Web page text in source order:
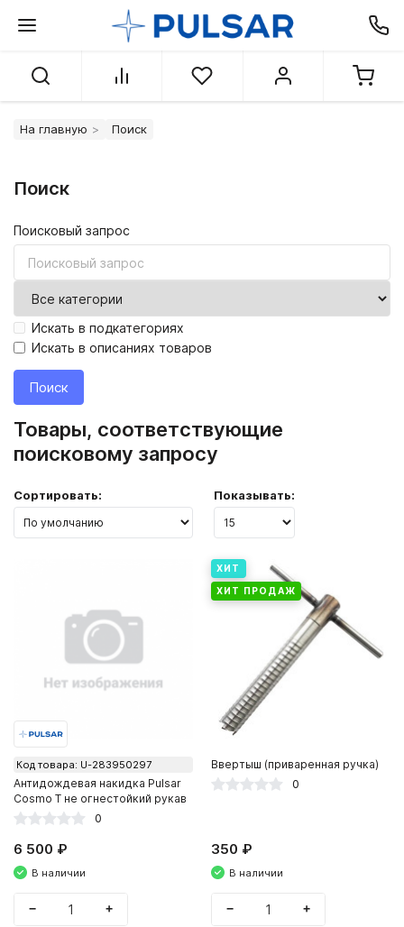
На главную Поиск
Поиск
Поисковый запрос
Искать в подкатегориях
Искать в описаниях товаров
Товары, соответствующие
поисковому запросу
Сортировать: Показывать:
Код товара: U-283950297
Антидождевая накидка Pulsar
Cosmo T не огнестойкий рукав
0
6 500 ₽
В наличии
− +
ХИТ
ХИТ ПРОДАЖ
Ввертыш (приваренная ручка)
0
350 ₽
В наличии
− +